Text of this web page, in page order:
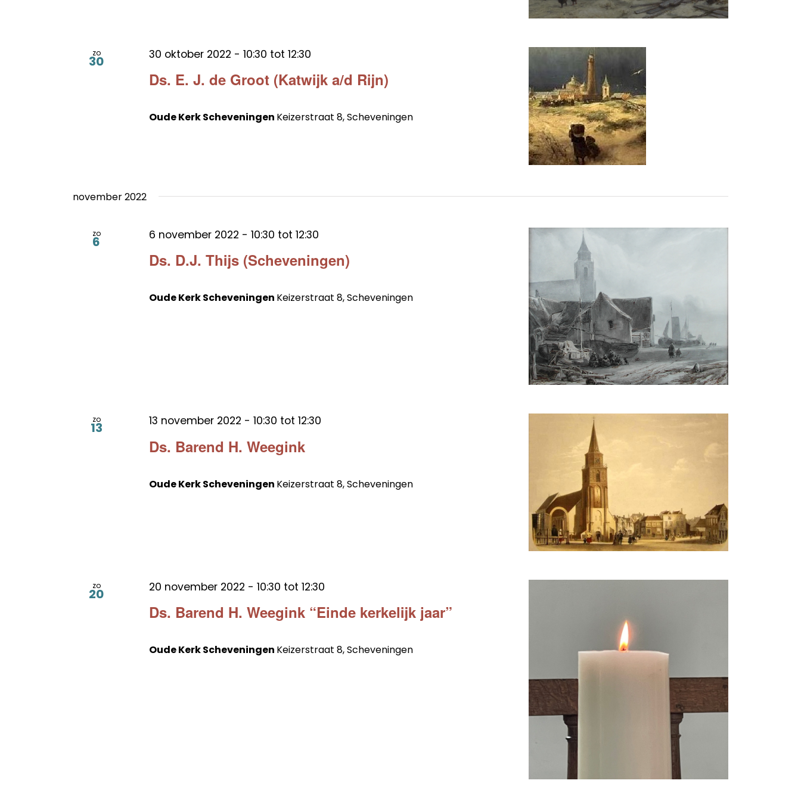
zo
30
Ds. E. J. de Groot (Katwijk a/d Rijn)
30 oktober 2022 - 10:30 tot 12:30
Oude Kerk Scheveningen Keizerstraat 8, Scheveningen
november 2022
zo
6
Ds. D.J. Thijs (Scheveningen)
6 november 2022 - 10:30 tot 12:30
Oude Kerk Scheveningen Keizerstraat 8, Scheveningen
zo
13
Ds. Barend H. Weegink
13 november 2022 - 10:30 tot 12:30
Oude Kerk Scheveningen Keizerstraat 8, Scheveningen
zo
20
Ds. Barend H. Weegink “Einde kerkelijk jaar”
20 november 2022 - 10:30 tot 12:30
Oude Kerk Scheveningen Keizerstraat 8, Scheveningen